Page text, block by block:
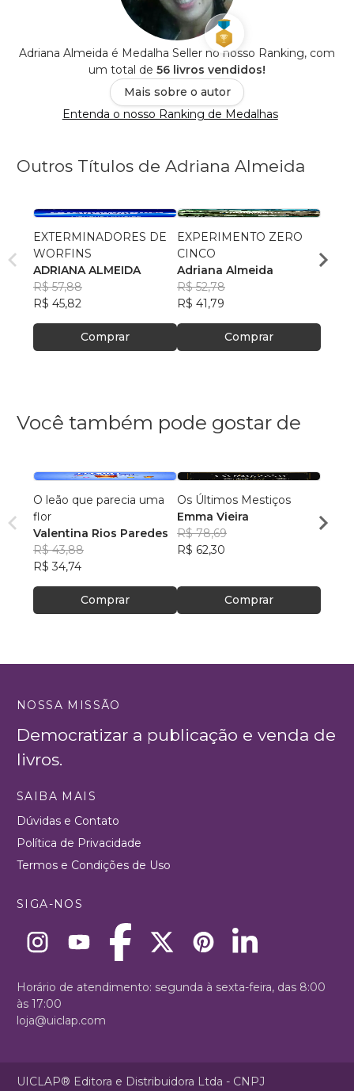
Adriana Almeida é Medalha Seller no nosso Ranking, com
um total de 56 livros vendidos!
Mais sobre o autor
Entenda o nosso Ranking de Medalhas
Outros Títulos de Adriana Almeida
EXTERMINADORES DE
WORFINS
ADRIANA ALMEIDA
R$ 57,88
R$ 45,82
Comprar
EXPERIMENTO ZERO
CINCO
Adriana Almeida
R$ 52,78
R$ 41,79
Comprar
O
Você também pode gostar de
O leão que parecia uma
flor
Valentina Rios Paredes
R$ 43,88
R$ 34,74
Comprar
Os Últimos Mestiços
Emma Vieira
R$ 78,69
R$ 62,30
Comprar
R$
NOSSA MISSÃO
Democratizar a publicação e venda de
livros.
SAIBA MAIS
Dúvidas e Contato
Política de Privacidade
Termos e Condições de Uso
SIGA-NOS
Horário de atendimento: segunda à sexta-feira, das 8:00
às 17:00
loja@uiclap.com
UICLAP® Editora e Distribuidora Ltda - CNPJ